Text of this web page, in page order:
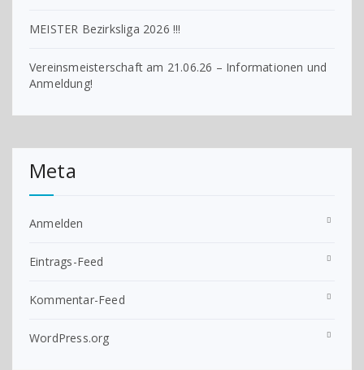
MEISTER Bezirksliga 2026 !!!
Vereinsmeisterschaft am 21.06.26 – Informationen und
Anmeldung!
Meta
Anmelden
Eintrags-Feed
Kommentar-Feed
WordPress.org